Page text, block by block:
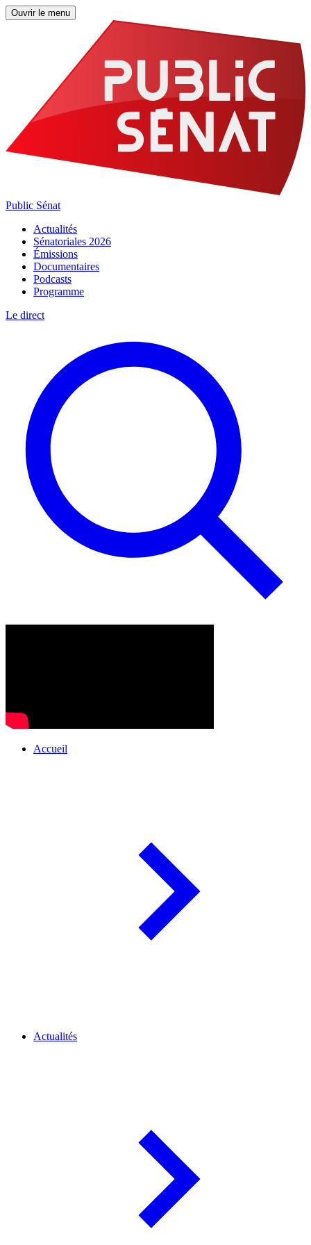
Ouvrir le menu
Public Sénat
Actualités
Sénatoriales 2026
Émissions
Documentaires
Podcasts
Programme
Le direct
Accueil
Actualités